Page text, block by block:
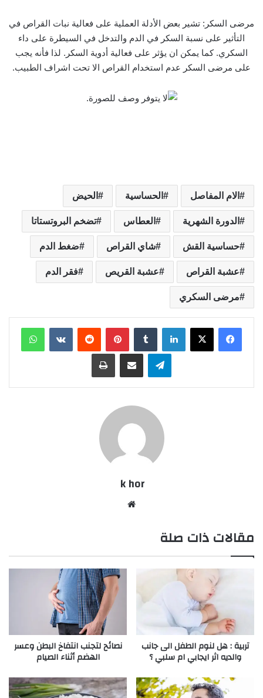
مرضى السكر: تشير بعض الأدلة العملية على فعالية نبات القراص في
التأثير على نسبة السكر في الدم والتدخل في السيطرة على داء
السكري. كما يمكن ان يؤثر على فعالية أدوية السكر. لذا فأنه يجب
على مرضى السكر عدم استخدام القراص الا تحت اشراف الطبيب.
الام المفاصل الحساسية الحيض
الدورة الشهرية العطاس تضخم البروتستاتا
حساسية القش شاي القراص ضغط الدم
عشبة القراص عشبة القريص فقر الدم
مرضى السكري
لينكدإن بينتيريست
تيلقرام مشاركة عبر البريد طباعة
k hor
مقالات ذات صلة
تربية : هل لنوم الطفل الى جانب
والديه اثر ايجابي ام سلبي ؟
نصائح لتجنب انتفاخ البطن وعسر
الهضم أثناء الصيام